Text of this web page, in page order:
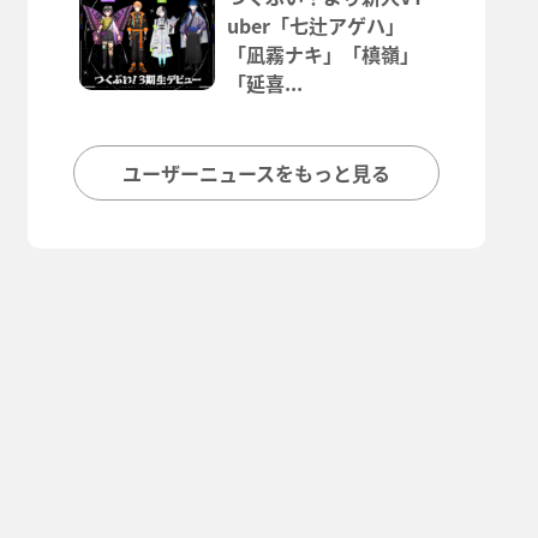
uber「七辻アゲハ」
「凪霧ナキ」「槙嶺」
「延喜...
ユーザーニュースをもっと見る